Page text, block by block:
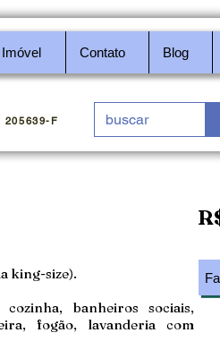
Contato Blog
205639-F
king-size).
banheiros sociais,
fogão, lavanderia com